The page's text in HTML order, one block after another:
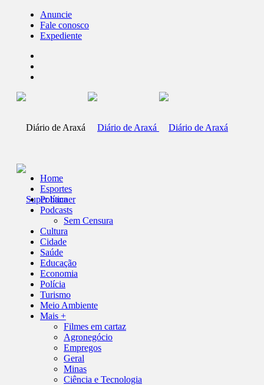
Anuncie
Fale conosco
Expediente
Home
Esportes
Política
Podcasts
Sem Censura
Cultura
Cidade
Saúde
Educação
Economia
Polícia
Turismo
Meio Ambiente
Mais +
Filmes em cartaz
Agronegócio
Empregos
Geral
Minas
Ciência e Tecnologia